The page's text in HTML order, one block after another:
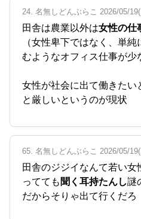
24. 名無しどんぶらこ 2026/05/
田舎は農業以外は女性の仕
（女性卑下ではなく、単
むようなオフィス仕事が少
女性が社会に出て働きたい
と厳しいというのが現状
65. 名無しどんぶらこ 2026/05/
田舎のジジイなんて若い
ってても 聞く耳持たんし謎
だからそりゃ出て行くだろ